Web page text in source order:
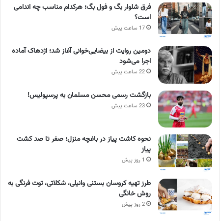
فرق شلوار بگ و فول بگ؛ هرکدام مناسب چه اندامی
است؟
17 ساعت پیش
دومین روایت از بیضایی‌خوانی آغاز شد؛ اژدهاک آماده
اجرا می‌شود
22 ساعت پیش
بازگشت رسمی محسن مسلمان به پرسپولیس!
23 ساعت پیش
نحوه کاشت پیاز در باغچه منزل؛ صفر تا صد کشت
پیاز
1 روز پیش
طرز تهیه کروسان بستنی وانیلی، شکلاتی، توت فرنگی به
روش خانگی
2 روز پیش